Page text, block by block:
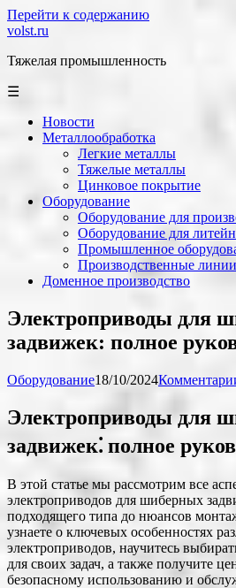
Перейти к содержанию
volst.ru
Тяжелая промышленность
☰
Новости
Металлообработка
Легкие металлы
Тяжелые металлы
Цинковое покрытие
Оборудование
Оборудование для
Оборудование для
Промышленное
Производственные линии
Доменное производство
Электроприводы для
задвижек: полное
Оборудование18/10/2024
Электроприводы для
задвижек⁚ полное
В этой статье мы рассмотрим все
электроприводов для шиберных
подходящего типа до нюансов
узнаете о ключевых особенностях
электроприводов, научитесь
для своих задач, а также получите
безопасному использованию и